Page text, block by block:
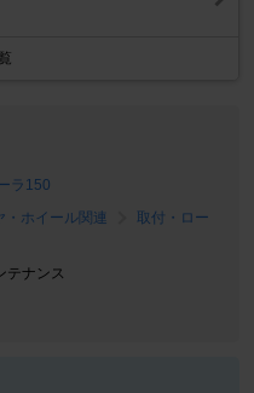
ラ150
・ホイール関連
取付・ロー
テナンス